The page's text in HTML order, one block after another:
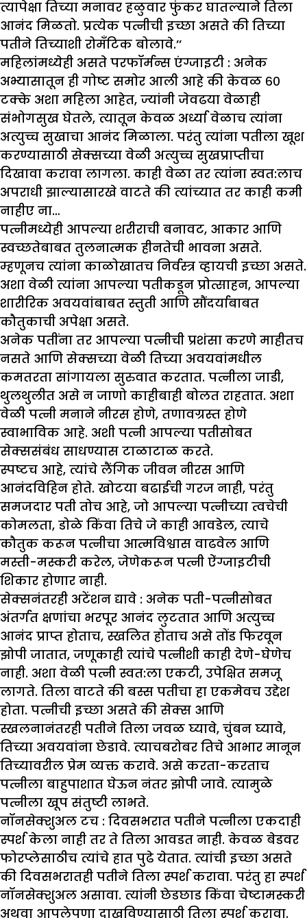
त्यापेक्षा तिच्या मनावर हळुवार फुंकर घातल्याने तिला
आनंद मिळतो. प्रत्येक पत्नीची इच्छा असते की तिच्या
पतीने तिच्याशी रोमँटिक बोलावे.’’
महिलांमध्येही असते परफॉर्मन्स एंग्जाइटी : अनेक
अभ्यासातून ही गोष्ट समोर आली आहे की केवळ ६०
टक्के अशा महिला आहेत, ज्यांनी जेवढया वेळाही
संभोगसुख घेतले, त्यातून केवळ अर्ध्या वेळाच त्यांना
अत्युच्च सुखाचा आनंद मिळाला. परंतु त्यांना पतीला खूश
करण्यासाठी सेक्सच्या वेळी अत्युच्च सुखप्राप्तीचा
दिखावा करावा लागला. काही वेळा तर त्यांना स्वत:लाच
अपराधी झाल्यासारखे वाटते की त्यांच्यात तर काही कमी
नाहीए ना…
पत्नीमध्येही आपल्या शरीराची बनावट, आकार आणि
स्वच्छतेबाबत तुलनात्मक हीनतेची भावना असते.
म्हणूनच त्यांना काळोखातच निर्वस्त्र व्हायची इच्छा असते.
अशा वेळी त्यांना आपल्या पतीकडून प्रोत्साहन, आपल्या
शारीरिक अवयवांबाबत स्तुती आणि सौंदर्याबाबत
कौतुकाची अपेक्षा असते.
अनेक पतींना तर आपल्या पत्नीची प्रशंसा करणे माहीतच
नसते आणि सेक्सच्या वेळी तिच्या अवयवांमधील
कमतरता सांगायला सुरुवात करतात. पत्नीला जाडी,
थुलथुलीत असे न जाणो काहीबाही बोलत राहतात. अशा
वेळी पत्नी मनाने नीरस होणे, तणावग्रस्त होणे
स्वाभाविक आहे. अशी पत्नी आपल्या पतीसोबत
सेक्ससंबंध साधण्यास टाळाटाळ करते.
स्पष्टच आहे, त्यांचे लैंगिक जीवन नीरस आणि
आनंदविहिन होते. खोटया बढाईची गरज नाही, परंतु
समजदार पती तोच आहे, जो आपल्या पत्नीच्या त्वचेची
कोमलता, डोळे किंवा तिचे जे काही आवडेल, त्याचे
कौतुक करून पत्नीचा आत्मविश्वास वाढवेल आणि
मस्ती-मस्करी करेल, जेणेकरून पत्नी ऐंग्जाइटीची
शिकार होणार नाही.
सेक्सनंतरही अटेंशन द्यावे : अनेक पती-पत्नीसोबत
अंतर्गत क्षणांचा भरपूर आनंद लुटतात आणि अत्युच्च
आनंद प्राप्त होताच, स्खलित होताच असे तोंड फिरवून
झोपी जातात, जणूकाही त्यांचे पत्नीशी काही देणे-घेणेच
नाही. अशा वेळी पत्नी स्वत:ला एकटी, उपेक्षित समजू
लागते. तिला वाटते की बस्स पतीचा हा एकमेवच उद्देश
होता. पत्नीची इच्छा असते की सेक्स आणि
स्खलनानंतरही पतीने तिला जवळ घ्यावे, चुंबन घ्यावे,
तिच्या अवयवांना छेडावे. त्याचबरोबर तिचे आभार मानून
तिच्यावरील प्रेम व्यक्त करावे. असे करता-करताच
पत्नीला बाहुपाशात घेऊन नंतर झोपी जावे. त्यामुळे
पत्नीला खूप संतुष्टी लाभते.
नॉनसेक्शुअल टच : दिवसभरात पतीने पत्नीला एकदाही
स्पर्श केला नाही तर ते तिला आवडत नाही. केवळ बेडवर
फोरप्लेसाठीच त्यांचे हात पुढे येतात. त्यांची इच्छा असते
की दिवसभरातही पतीने तिला स्पर्श करावा. परंतु हा स्पर्श
नॉनसेक्शुअल असावा. त्यांनी छेडछाड किंवा चेष्टामस्करी
अथवा आपलेपणा दाखविण्यासाठी तिला स्पर्श करावा.